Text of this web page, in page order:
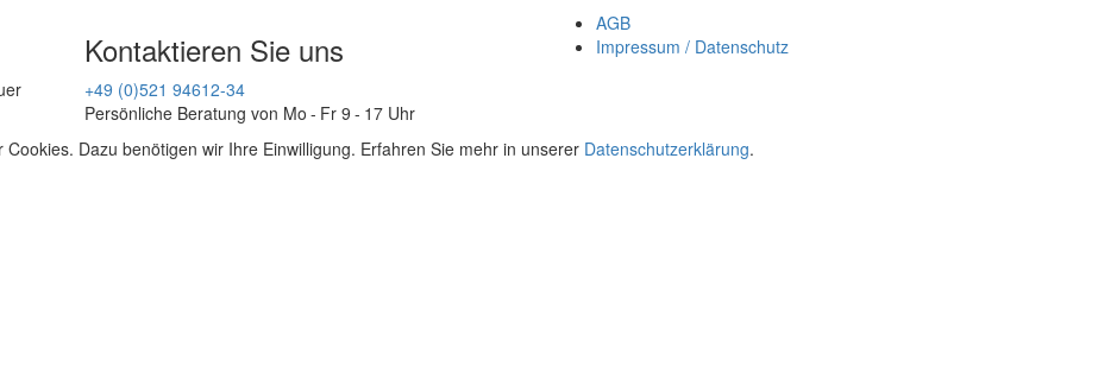
Kontaktieren Sie uns
+49 (0)521 94612-34
Persönliche Beratung von Mo - Fr 9 - 17 Uhr
AGB
Impressum / Datenschutz
Dazu benötigen wir Ihre Einwilligung. Erfahren Sie mehr in unserer Datenschutzerklärung.